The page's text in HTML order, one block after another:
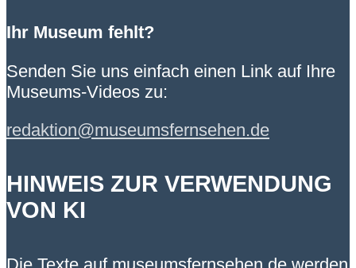
Ihr Museum fehlt?
Senden Sie uns einfach einen Link auf Ihre
Museums-Videos zu:
redaktion@museumsfernsehen.de
HINWEIS ZUR VERWENDUNG
VON KI